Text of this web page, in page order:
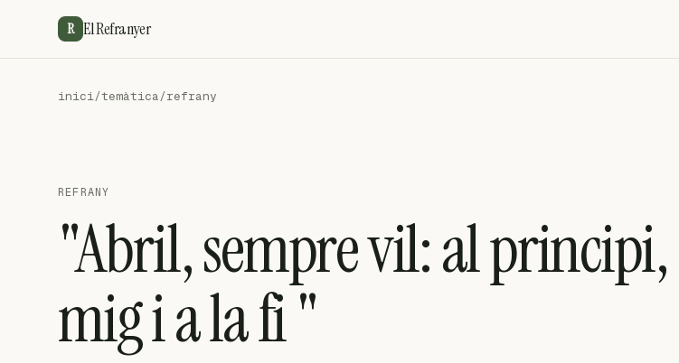
R El Refranyer
inici/temàtica/refrany
REFRANY
"Abril, sempre vil: al
mig i a la fi "